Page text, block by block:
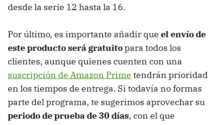
desde la serie 12 hasta la 16.
Por último, es importante añadir que el envío de
este producto será gratuitopara todos los
clientes, aunque quienes cuenten con una
suscripción de Amazon Prime tendrán prioridad
en los tiempos de entrega. Si todavía no formas
parte del programa, te sugerimos aprovechar su
periodo de prueba de 30 días, con el que